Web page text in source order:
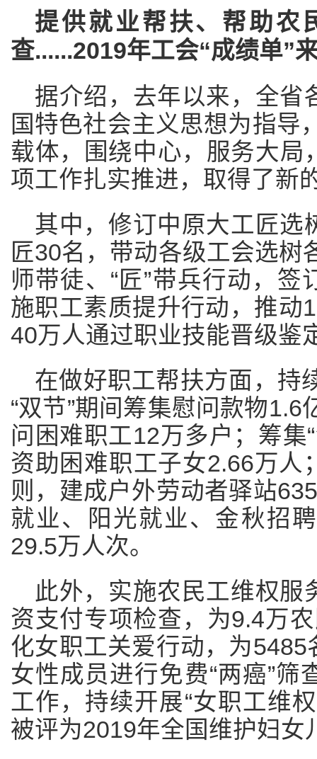
提供就业帮扶、帮助农
查......2019年工会“成绩单”
据介绍，去年以来，全省
国特色社会主义思想为指导
载体，围绕中心，服务大局
项工作扎实推进，取得了新
其中，修订中原大工匠选
匠30名，带动各级工会选
师带徒、“匠”带兵行动，
施职工素质提升行动，推动
40万人通过职业技能晋级鉴
在做好职工帮扶方面，持
“双节”期间筹集慰问款物
问困难职工12万多户；筹集
资助困难职工子女2.66万人
则，建成户外劳动者驿站
就业、阳光就业、金秋招
29.5万人次。
此外，实施农民工维权服
资支付专项检查，为9.4万
化女职工关爱行动，为
女性成员进行免费“两癌”
工作，持续开展“女职工维
被评为2019年全国维护妇女